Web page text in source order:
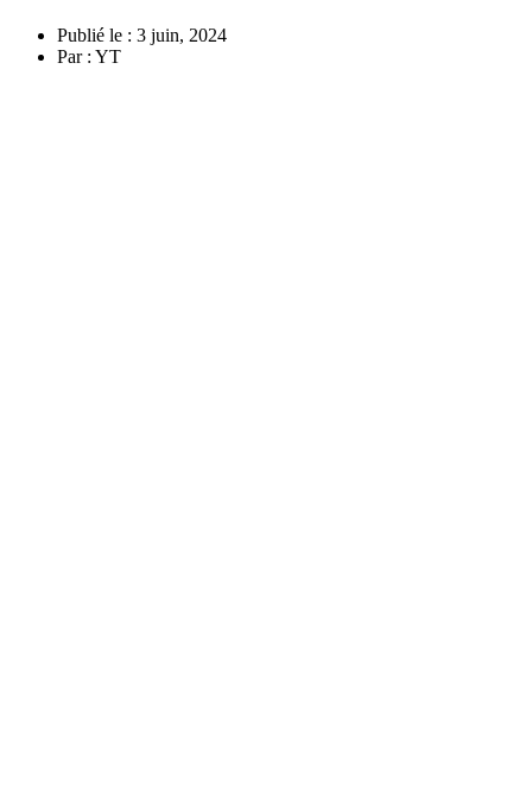
Publié le : 3 juin, 2024
Par : YT